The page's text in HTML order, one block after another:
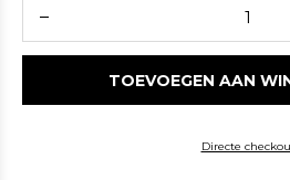
TOEVOEGEN AAN
Directe